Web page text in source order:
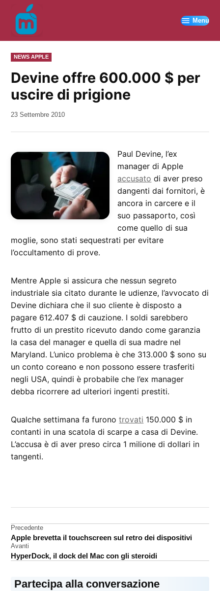
contenuto
Menu
PUBBLICATO
IN
NEWS APPLE
Devine offre 600.000 $ per
uscire di prigione
da
23 Settembre 2010
Paul Devine, l’ex
manager di Apple
accusato di aver preso
dangenti dai fornitori, è
ancora in carcere e il
suo passaporto, così
come quello di sua
moglie, sono stati sequestrati per evitare
l’occultamento di prove.
Mentre Apple si assicura che nessun segreto
industriale sia citato durante le udienze, l’avvocato di
Devine dichiara che il suo cliente è disposto a
pagare 612.407 $ di cauzione. I soldi sarebbero
frutto di un prestito ricevuto dando come garanzia
la casa del manager e quella di sua madre nel
Maryland. L’unico problema è che 313.000 $ sono su
un conto coreano e non possono essere trasferiti
negli USA, quindi è probabile che l’ex manager
debba ricorrere ad ulteriori ingenti prestiti.
Qualche settimana fa furonotrovati 150.000 $ in
contanti in una scatola di scarpe a casa di Devine.
L’accusa è di aver preso circa 1 milione di dollari in
tangenti.
Navigazione
articoli
Precedente
Apple brevetta il touchscreen sul retro dei dispositivi
Avanti
HyperDock, il dock del Mac con gli steroidi
Partecipa alla conversazione